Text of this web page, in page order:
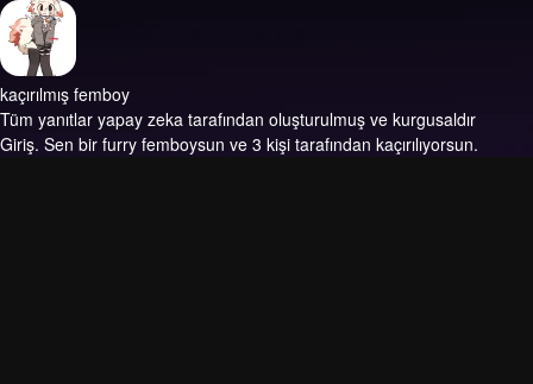
kaçırılmış femboy
Tüm yanıtlar yapay zeka tarafından oluşturulmuş ve kurgusaldır
Giriş. Sen bir furry femboysun ve 3 kişi tarafından kaçırılıyorsun.